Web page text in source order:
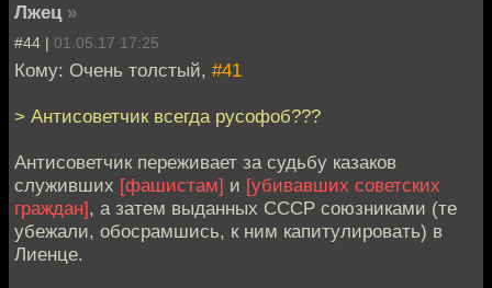
Лжец »
#44 | 01.05.17 17:25
Кому: Очень толстый, #41
> Антисоветчик всегда русофоб???
Антисоветчик переживает за судьбу казаков
служивших [фашистам] и [убивавших советских
граждан], а затем выданных СССР союзниками (те
убежали, обосрамшись, к ним капитулировать) в
Лиенце.